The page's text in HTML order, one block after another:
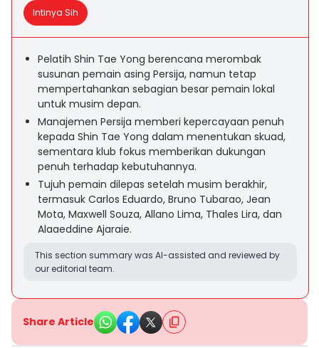
Intinya Sih
Pelatih Shin Tae Yong berencana merombak
susunan pemain asing Persija, namun tetap
mempertahankan sebagian besar pemain lokal
untuk musim depan.
Manajemen Persija memberi kepercayaan penuh
kepada Shin Tae Yong dalam menentukan skuad,
sementara klub fokus memberikan dukungan
penuh terhadap kebutuhannya.
Tujuh pemain dilepas setelah musim berakhir,
termasuk Carlos Eduardo, Bruno Tubarao, Jean
Mota, Maxwell Souza, Allano Lima, Thales Lira, dan
Alaaeddine Ajaraie.
This section summary was AI-assisted and reviewed by
our editorial team.
Share Article